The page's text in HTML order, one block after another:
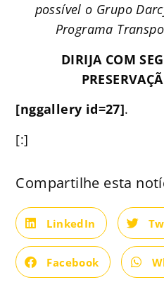
possível o Grupo
Programa
DIRIJA COM
[nggallery id=27].
[:]
Compartilhe esta
LinkedIn
Facebook